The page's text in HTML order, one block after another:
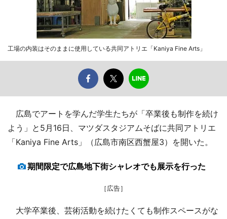
工場の内装はそのままに使用している共同アトリエ「Kaniya Fine Arts」
広島でアートを学んだ学生たちが「卒業後も制作を続け
よう」と5月16日、マツダスタジアムそばに共同アトリエ
「Kaniya Fine Arts」（広島市南区西蟹屋3）を開いた。
期間限定で広島地下街シャレオでも展示を行った
［広告］
大学卒業後、芸術活動を続けたくても制作スペースがな